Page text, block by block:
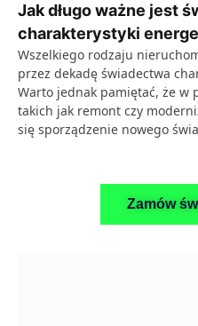
Jak długo ważne jest
charakterystyki
Wszelkiego rodzaju
przez dekadę świadectwa
Warto jednak pamiętać, że w
takich jak remont czy
się sporządzenie nowego
Zamów